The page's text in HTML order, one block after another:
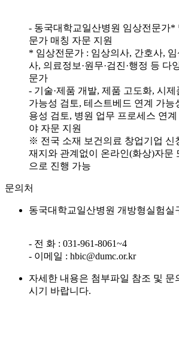
- 동국대학교일산병원 임상전문가*
문가 매칭 자문 지원
* 임상전문가 : 임상의사, 간호사,
사, 의료정보·원무·검진·행정 등 다
문가
- 기술·제품 개발, 제품 고도화, 시
가능성 검토, 테스트베드 연계 가능
용성 검토, 병원 업무 프로세스 연
야 자문 지원
※ 전국 소재 보건의료 창업기업 신
재지와 관계없이 온라인(화상)자문
으로 진행 가능
문의처
동국대학교일산병원 개방형실험실
- 전 화 : 031-961-8061~4
- 이메일 : hbic@dumc.or.kr
자세한 내용은 첨부파일 참조 및 문
시기 바랍니다.